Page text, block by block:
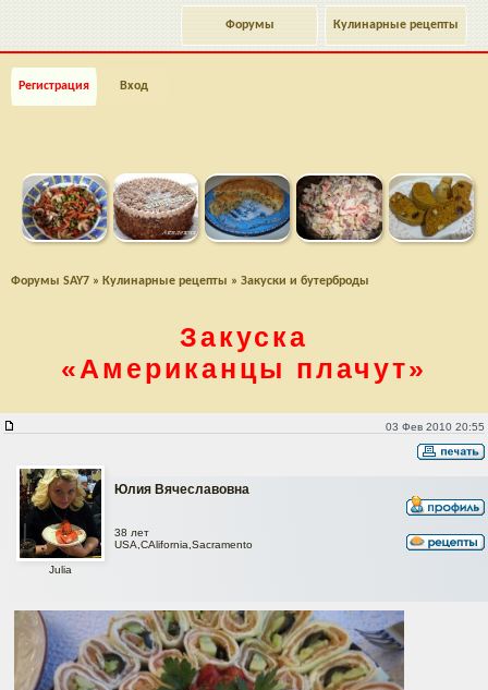
Кулинарные рецепты
Форумы
Регистрация Вход
Форумы SAY7 » Кулинарные рецепты » Закуски и бутерброды
Закуска
«Американцы плачут»
03 Фев 2010 20:55
Юлия Вячеславовна
Julia
38 лет
USA,CAlifornia,Sacramento